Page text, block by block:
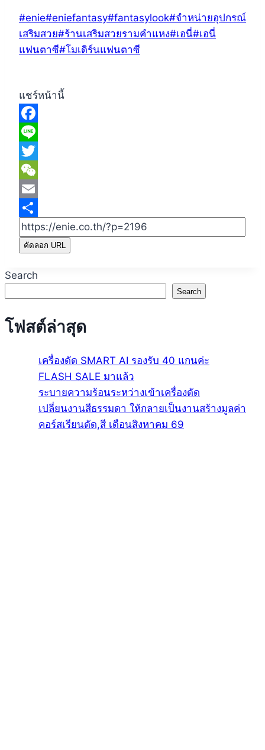
Post
Tags:
#enie#eniefantasy#fantasylook#จำหน่ายอุปกรณ์
เสริมสวย#ร้านเสริมสวยรามคำแหง#เอนี่#เอนี่
แฟนตาซี#โมเดิร์นแฟนตาซี
แชร์หน้านี้
Facebook
Line
Twitter
WeChat
Email
Share
คัดลอก URL
Search
Search
โฟสต์ล่าสุด
เครื่องดัด SMART AI รองรับ 40 แกนค่ะ
FLASH SALE มาแล้ว
ระบายความร้อนระหว่างเข้าเครื่องดัด
เปลี่ยนงานสีธรรมดา ให้กลายเป็นงานสร้างมูลค่า
คอร์สเรียนดัด,สี เดือนสิงหาคม 69